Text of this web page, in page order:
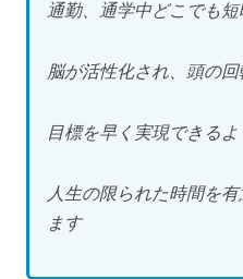
通勤、通学中どこでも
脳が活性化され、頭の
目標を早く実現できる
人生の限られた時間を
ます